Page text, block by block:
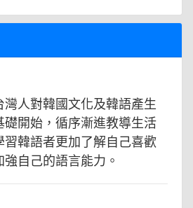
人對韓國文化及韓語產生
開始，循序漸進教導生活
韓語者更加了解自己喜歡
自己的語言能力。